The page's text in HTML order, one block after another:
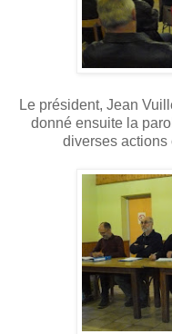
Le président, Jean
donné ensuite la
diverses actions